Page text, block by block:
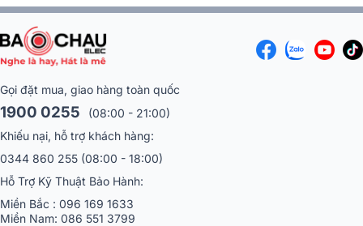
Gọi đặt mua, giao hàng toàn quốc
1900 0255
(08:00 - 21:00)
Khiếu nại, hỗ trợ khách hàng:
0344 860 255 (08:00 - 18:00)
Hỗ Trợ Kỹ Thuật Bảo Hành:
Miền Bắc : 096 169 1633
Miền Nam: 086 551 3799